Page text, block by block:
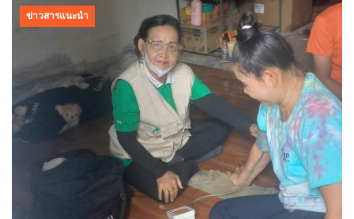
ข่าวสารแนะนำ